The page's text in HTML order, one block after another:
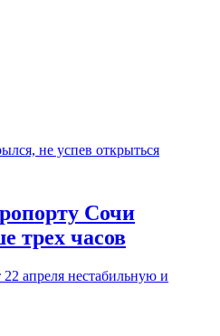
Сочи
трех часов